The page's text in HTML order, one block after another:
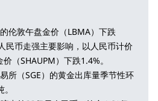
伦敦午盘金价（LBMA）下跌
民币走强主要影响，以人民币计价
（SHAUPM）下跌1.4%。
所（SGE）的黄金出库量季节性环